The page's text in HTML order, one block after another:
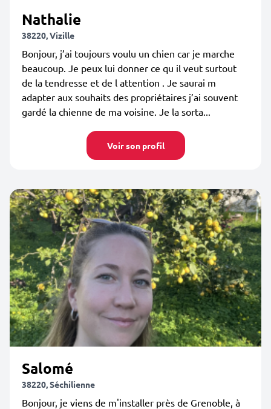
Nathalie
38220, Vizille
Bonjour, j’ai toujours voulu un chien car je marche
beaucoup. Je peux lui donner ce qu il veut surtout
de la tendresse et de l attention . Je saurai m
adapter aux souhaits des propriétaires j’ai souvent
gardé la chienne de ma voisine. Je la sorta...
Voir son profil
Salomé
38220, Séchilienne
Bonjour, je viens de m'installer près de Grenoble, à